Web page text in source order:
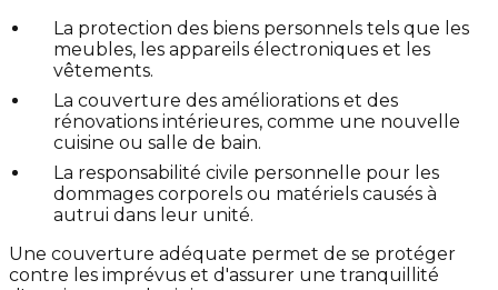
La protection des biens personnels tels que les
meubles, les appareils électroniques et les
vêtements.
La couverture des améliorations et des
rénovations intérieures, comme une nouvelle
cuisine ou salle de bain.
La responsabilité civile personnelle pour les
dommages corporels ou matériels causés à
autrui dans leur unité.
Une couverture adéquate permet de se protéger
contre les imprévus et d'assurer une tranquillité